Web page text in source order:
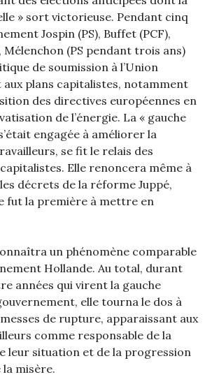
» sort victorieuse. Pendant cinq
Jospin (PS), Buffet (PCF),
Mélenchon (PS pendant trois ans)
de soumission à l’Union
aux plans capitalistes, notamment
des directives européennes en
de l’énergie. La « gauche
engagée à améliorer la
se fit le relais des
Elle renoncera même à
décrets de la réforme Juppé,
fut la première à mettre en
un phénomène comparable
Hollande. Au total, durant
années qui virent la gauche
elle tourna le dos à
de rupture, apparaissant aux
comme responsable de la
leur situation et de la progression
la misère.